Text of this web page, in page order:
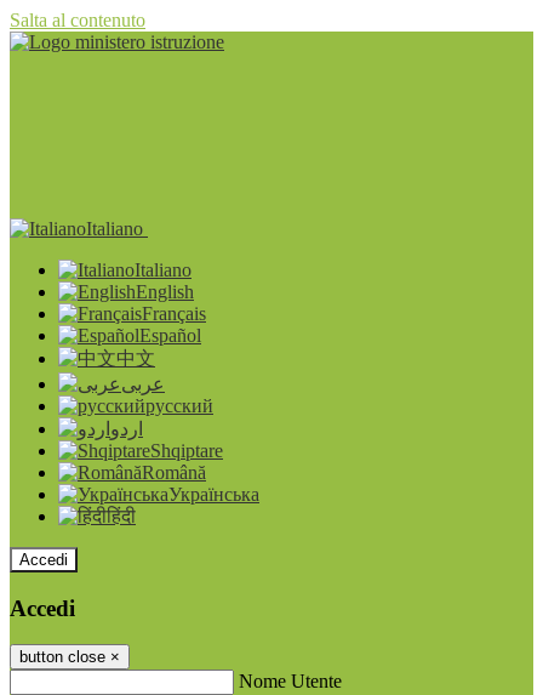
Salta al contenuto
Italiano
Italiano
English
Français
Español
中文
عربى
русский
اردو
Shqiptare
Română
Українська
हिंदी
Accedi
Accedi
button close ×
Nome Utente